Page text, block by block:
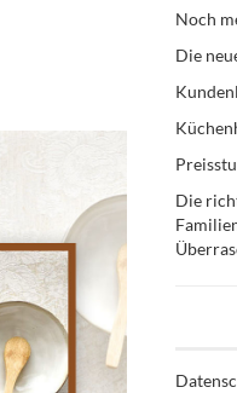
Noch
Die
Die